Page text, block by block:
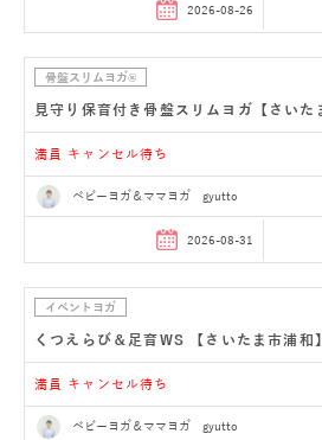
2026-08-26
骨盤スリムヨガ®
満員 キャンセル待ち
ベビーヨガ＆ママヨガ gyutto
2026-08-31
イベントヨガ
くつえらび＆足育WS 【さいたま市浦和】
満員 キャンセル待ち
ベビーヨガ＆ママヨガ gyutto